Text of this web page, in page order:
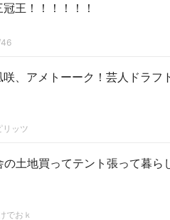
王！！！！！！
46
咲、アメトーーク！芸人ドラフ
ッツ
の土地買ってテント張って暮ら
でおｋ